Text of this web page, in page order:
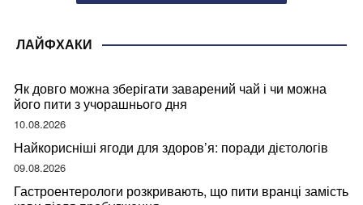
ЛАЙФХАКИ
Як довго можна зберігати заварений чай і чи можна
його пити з учорашнього дня
10.08.2026
Найкорисніші ягоди для здоров’я: поради дієтологів
09.08.2026
Гастроентерологи розкривають, що пити вранці замість